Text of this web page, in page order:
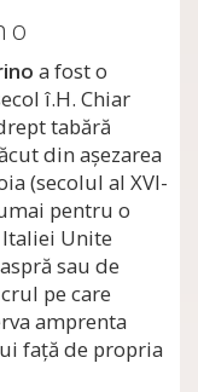
a fost o
î.H. Chiar
tabără
din aşezarea
(secolul al XVI-
pentru o
Unite
sau de
pe care
amprenta
faţă de propria